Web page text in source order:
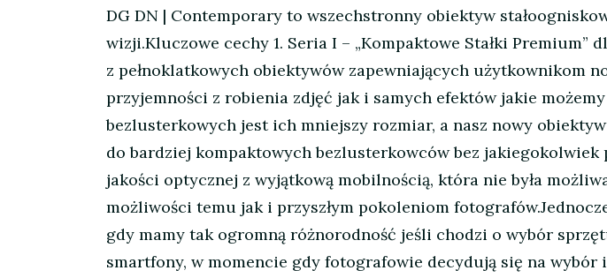
DG DN | Contemporary to wszechstronny obiektyw
wizji.Kluczowe cechy 1. Seria I – „Kompaktowe Stałki
z pełnoklatkowych obiektywów zapewniających użytkownikom
przyjemności z robienia zdjęć jak i samych efektów jakie
bezlusterkowych jest ich mniejszy rozmiar, a nasz nowy
do bardziej kompaktowych bezlusterkowców bez jakiegokolwiek
jakości optycznej z wyjątkową mobilnością, która nie była
możliwości temu jak i przyszłym pokoleniom
gdy mamy tak ogromną różnorodność jeśli chodzi o wybór
smartfony, w momencie gdy fotografowie decydują się na